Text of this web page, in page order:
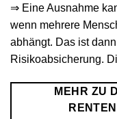
⇒ Eine Ausnahme
wenn mehrere
abhängt. Das ist
Risikoabsicherung.
MEHR ZU